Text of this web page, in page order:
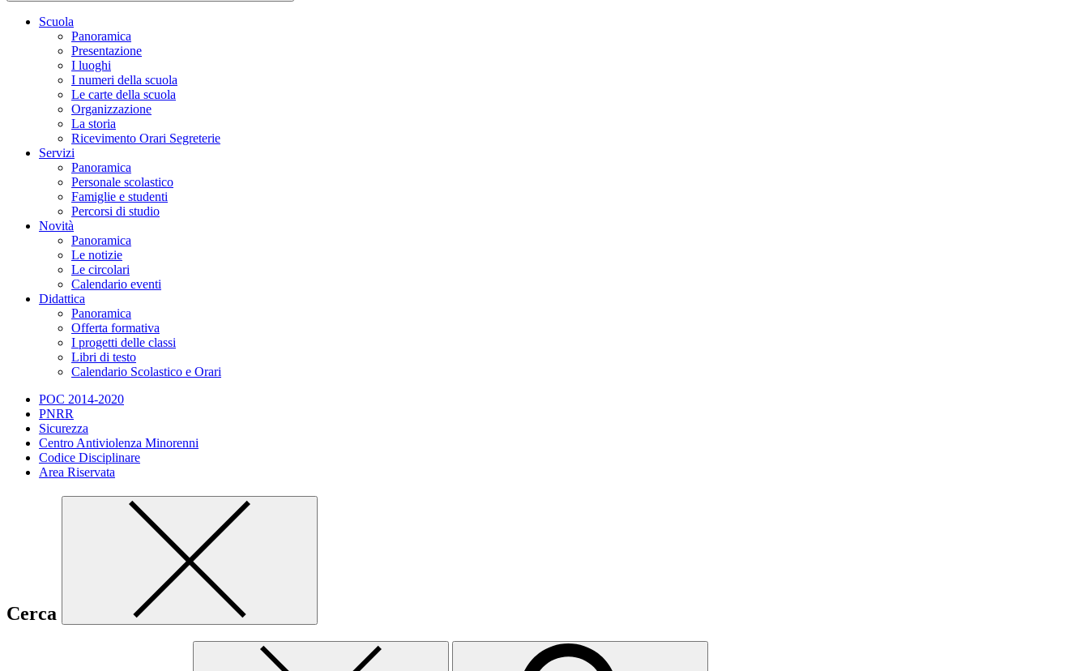
Scuola
Panoramica
Presentazione
I luoghi
I numeri della scuola
Le carte della scuola
Organizzazione
La storia
Ricevimento Orari Segreterie
Servizi
Panoramica
Personale scolastico
Famiglie e studenti
Percorsi di studio
Novità
Panoramica
Le notizie
Le circolari
Calendario eventi
Didattica
Panoramica
Offerta formativa
I progetti delle classi
Libri di testo
Calendario Scolastico e Orari
POC 2014-2020
PNRR
Sicurezza
Centro Antiviolenza Minorenni
Codice Disciplinare
Area Riservata
Cerca